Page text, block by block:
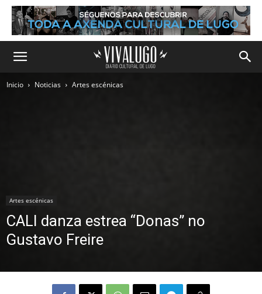
Inicio Noticias Artes escénicas
Artes escénicas
CALI danza estrea “Donas” no
Gustavo Freire